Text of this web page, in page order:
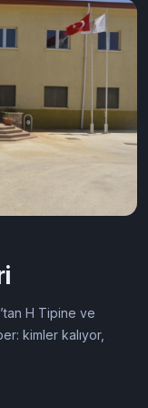
H Tipine ve
kimler kalıyor,